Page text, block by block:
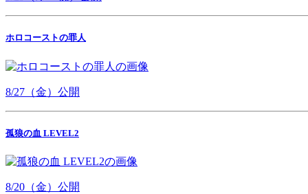
ホロコーストの罪人
8/27（金）公開
孤狼の血 LEVEL2
8/20（金）公開